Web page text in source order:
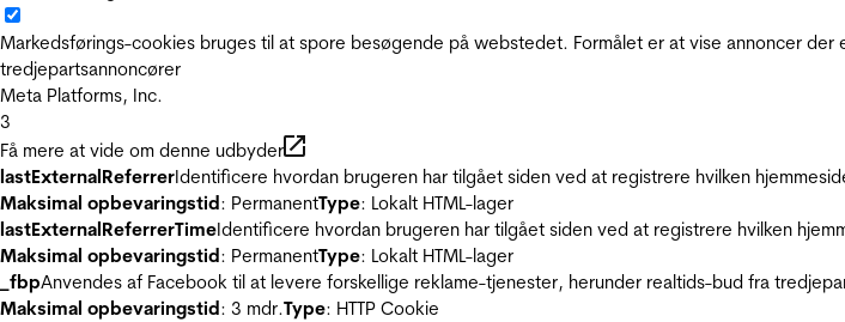
Markedsførings-cookies bruges til at spore besøgende på webstedet. Formålet er at vise annoncer
tredjepartsannoncører
Meta Platforms, Inc.
3
Få mere at vide om denne udbyder
lastExternalReferrerIdentificere hvordan brugeren har tilgået siden ved at registrere hvilken
Maksimal opbevaringstid: PermanentType: Lokalt HTML-lager
lastExternalReferrerTimeIdentificere hvordan brugeren har tilgået siden ved at registrere hvilken
Maksimal opbevaringstid: PermanentType: Lokalt HTML-lager
_fbpAnvendes af Facebook til at levere forskellige reklame-tjenester, herunder realtids-bud fra
Maksimal opbevaringstid: 3 mdr.Type: HTTP Cookie